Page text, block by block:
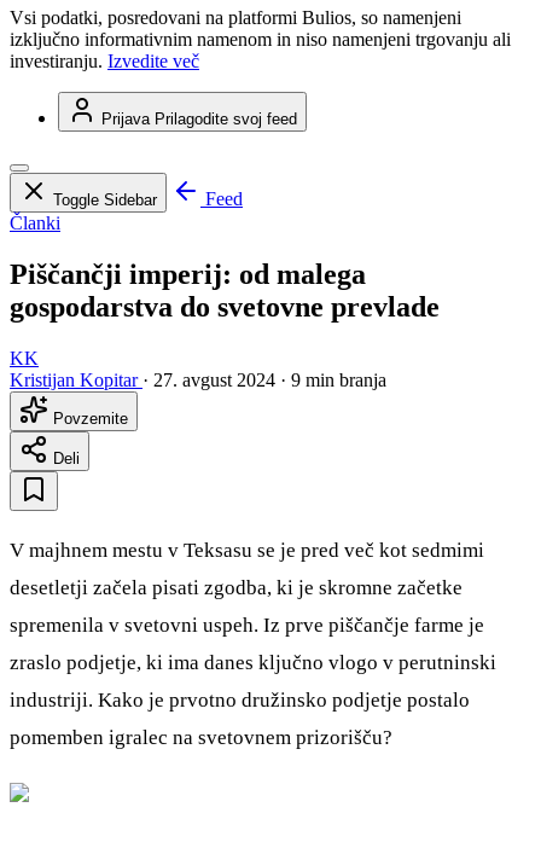
Vsi podatki, posredovani na platformi Bulios, so namenjeni
izključno informativnim namenom in niso namenjeni trgovanju ali
investiranju. Izvedite več
Prijava Prilagodite svoj feed
Toggle Sidebar
Feed
Članki
Piščančji imperij: od malega
gospodarstva do svetovne prevlade
KK
Kristijan Kopitar · 27. avgust 2024 · 9 min branja
Povzemite
Deli
V majhnem mestu v Teksasu se je pred več kot sedmimi
desetletji začela pisati zgodba, ki je skromne začetke
spremenila v svetovni uspeh. Iz prve piščančje farme je
zraslo podjetje, ki ima danes ključno vlogo v perutninski
industriji. Kako je prvotno družinsko podjetje postalo
pomemben igralec na svetovnem prizorišču?